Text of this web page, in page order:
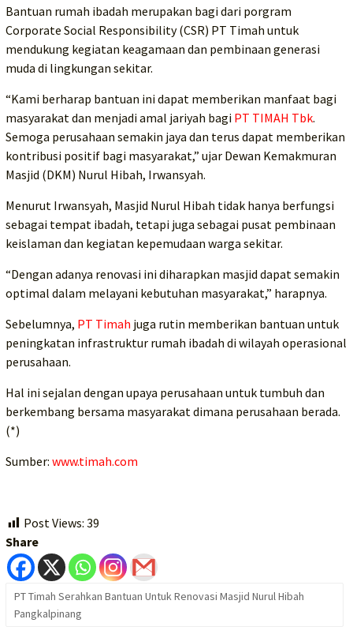
Bantuan rumah ibadah merupakan bagi dari porgram
Corporate Social Responsibility (CSR) PT Timah untuk
mendukung kegiatan keagamaan dan pembinaan generasi
muda di lingkungan sekitar.
“Kami berharap bantuan ini dapat memberikan manfaat bagi
masyarakat dan menjadi amal jariyah bagi PT TIMAH Tbk.
Semoga perusahaan semakin jaya dan terus dapat memberikan
kontribusi positif bagi masyarakat,” ujar Dewan Kemakmuran
Masjid (DKM) Nurul Hibah, Irwansyah.
Menurut Irwansyah, Masjid Nurul Hibah tidak hanya berfungsi
sebagai tempat ibadah, tetapi juga sebagai pusat pembinaan
keislaman dan kegiatan kepemudaan warga sekitar.
“Dengan adanya renovasi ini diharapkan masjid dapat semakin
optimal dalam melayani kebutuhan masyarakat,” harapnya.
Sebelumnya, PT Timah juga rutin memberikan bantuan untuk
peningkatan infrastruktur rumah ibadah di wilayah operasional
perusahaan.
Hal ini sejalan dengan upaya perusahaan untuk tumbuh dan
berkembang bersama masyarakat dimana perusahaan berada.
(*)
Sumber: www.timah.com
Post Views: 39
Share
PT Timah Serahkan Bantuan Untuk Renovasi Masjid Nurul Hibah
Pangkalpinang